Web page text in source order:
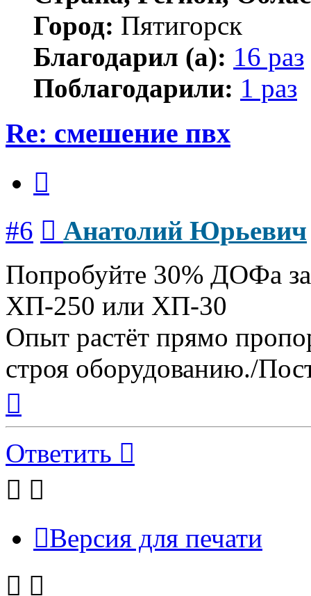
Город: Пятигорск
Благодарил (а): 16 раз
Поблагодарили: 1 раз
Re: смешение пвх
#6 Анатолий Юрьевич
Попробуйте 30% ДОФа
ХП-250 или ХП-30
Опыт растёт прямо
строя оборудованию./
началу
Ответить
Версия для печати